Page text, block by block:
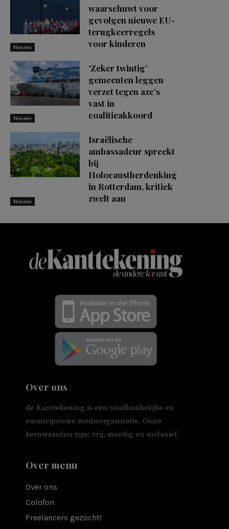
Nieuws
waarschuwt voor
gevolgen nieuwe EU-
terugkeerregels
voor kinderen
Nieuws
‘Zeker twintig’
gemeenten leggen
verzet tegen azc’s
vast in
coalitieakkoord
Nieuws
Israëlische
ambassadeur spreekt
bij
Holocaustherdenking
in Rotterdam, kritiek
zwelt aan
Over ons
de Kanttekening is een onafhankelijke en
emancipatoire mediaorganisatie. Onze
kernwaarden zijn: vrij, moedig en inclusief.
Over menu
Over ons
Colofon
Freelancers gezocht!